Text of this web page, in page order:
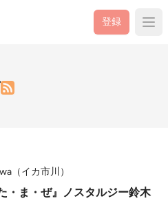
登録
（イカ市川）
・ま・ぜ』ノスタルジー鈴木